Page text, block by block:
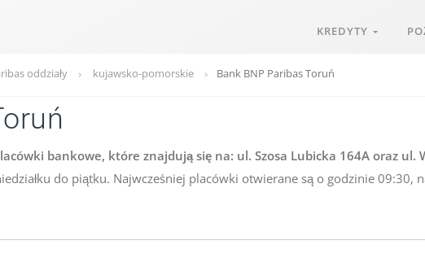
KREDYTY
oddziały kujawsko-pomorskie Bank BNP Paribas Toruń
bankowe, które znajdują się na: ul. Szosa Lubicka 164A oraz ul.
do piątku. Najwcześniej placówki otwierane są o godzinie 09:30,